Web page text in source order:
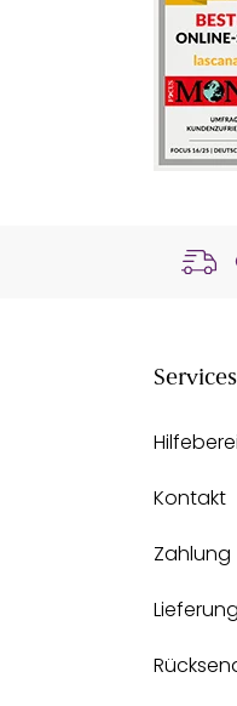
Services
Kontakt
Zahlung
Lieferung